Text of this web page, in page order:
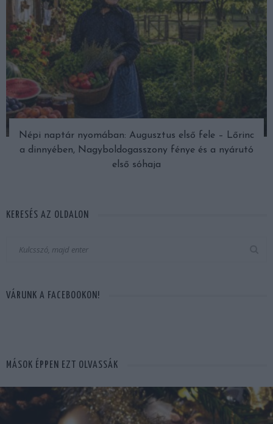
Népi naptár nyomában: Augusztus első fele – Lőrinc
a dinnyében, Nagyboldogasszony fénye és a nyárutó
első sóhaja
KERESÉS AZ OLDALON
VÁRUNK A FACEBOOKON!
MÁSOK ÉPPEN EZT OLVASSÁK